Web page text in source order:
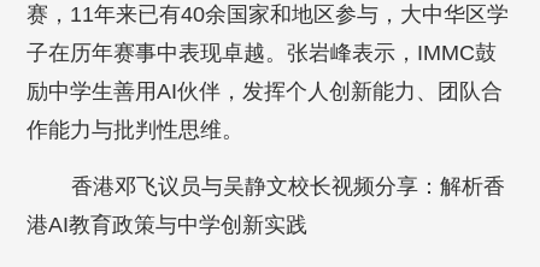
赛，11年来已有40余国家和地区参与，大中华区学
子在历年赛事中表现卓越。张岩峰表示，IMMC鼓
励中学生善用AI伙伴，发挥个人创新能力、团队合
作能力与批判性思维。
香港邓飞议员与吴静文校长视频分享：解析香
港AI教育政策与中学创新实践